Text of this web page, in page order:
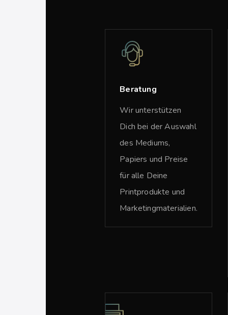
Beratung
Wir unterstützen
Dich bei der Auswahl
des Mediums,
Papiers und Preise
für alle Deine
Printprodukte und
Marketingmaterialien.